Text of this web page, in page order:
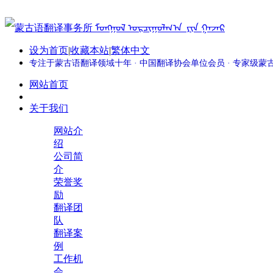
设为首页|收藏本站|繁体中文
专注于蒙古语翻译领域十年 · 中国翻译协会单位会员 · 专家级蒙
网站首页
关于我们
网站介
绍
公司简
介
荣誉奖
励
翻译团
队
翻译案
例
工作机